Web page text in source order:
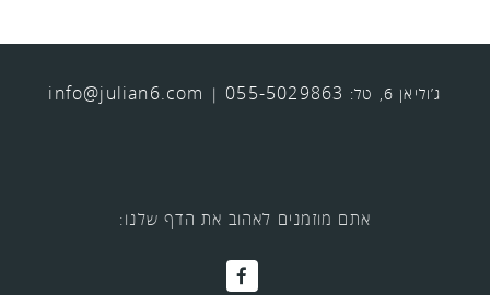
ג’וליאן 6, טל: 055-5029863
|
info@julian6.com
אתם מוזמנים לאהוב את הדף שלנו: